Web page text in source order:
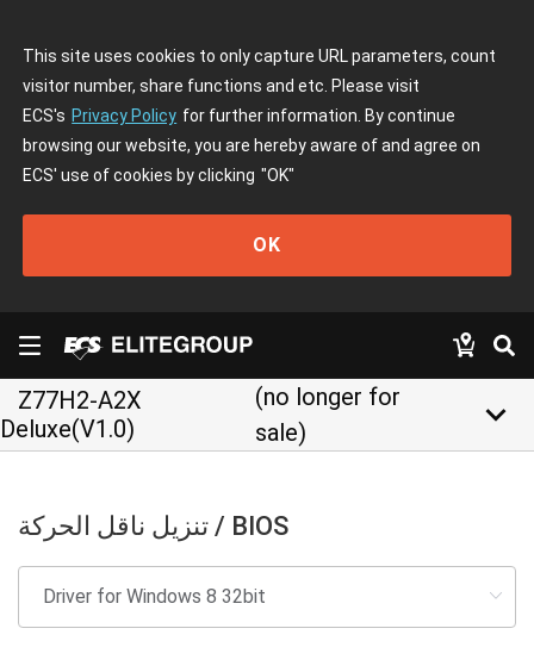
This site uses cookies to only capture URL parameters, count
visitor number, share functions and etc. Please visit
ECS's Privacy Policy for further information. By continue
browsing our website, you are hereby aware of and agree on
ECS' use of cookies by clicking "OK"
OK
Z77H2-A2X
Deluxe(V1.0)
(no longer for
sale)
keyboard_arrow_down
تنزيل ناقل الحركة / BIOS